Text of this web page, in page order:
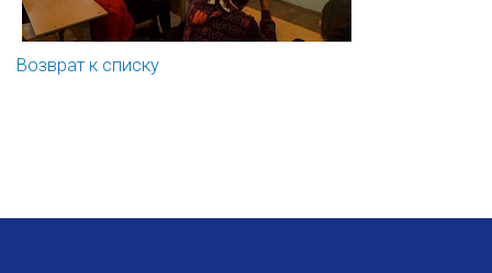
Возврат к списку